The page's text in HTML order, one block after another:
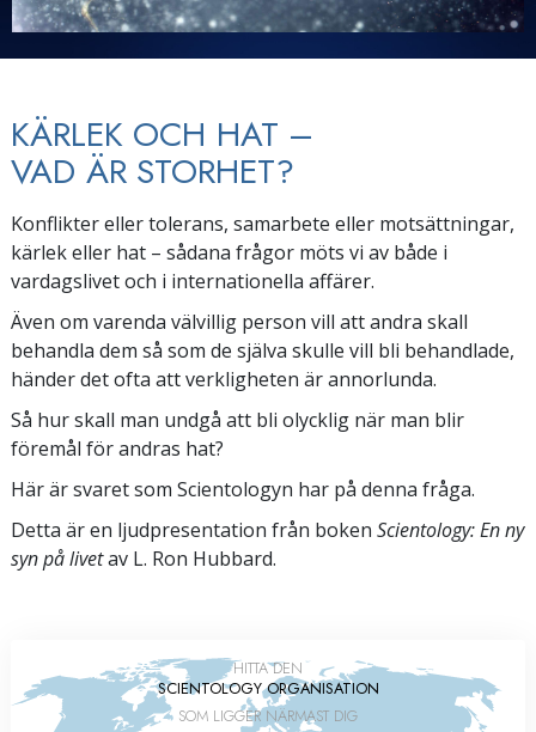
KÄRLEK OCH HAT –
VAD ÄR STORHET?
Konflikter eller tolerans, samarbete eller motsättningar,
kärlek eller hat – sådana frågor möts vi av både i
vardagslivet och i internationella affärer.
Även om varenda välvillig person vill att andra skall
behandla dem så som de själva skulle vill bli behandlade,
händer det ofta att verkligheten är annorlunda.
Så hur skall man undgå att bli olycklig när man blir
föremål för andras hat?
Här är svaret som Scientologyn har på denna fråga.
Detta är en ljudpresentation från boken Scientology: En ny
syn på livetav L. Ron Hubbard.
HITTA DEN
SCIENTOLOGY ORGANISATION
SOM LIGGER NÄRMAST DIG